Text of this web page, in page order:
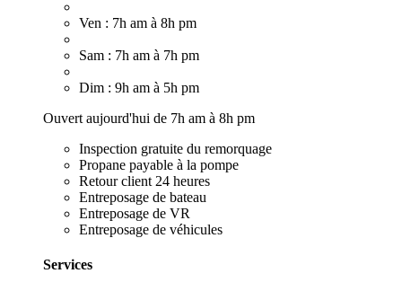
Ven : 7h am à 8h pm
Sam : 7h am à 7h pm
Dim : 9h am à 5h pm
Ouvert aujourd'hui de 7h am à 8h pm
Inspection gratuite du remorquage
Propane payable à la pompe
Retour client 24 heures
Entreposage de bateau
Entreposage de VR
Entreposage de véhicules
Services